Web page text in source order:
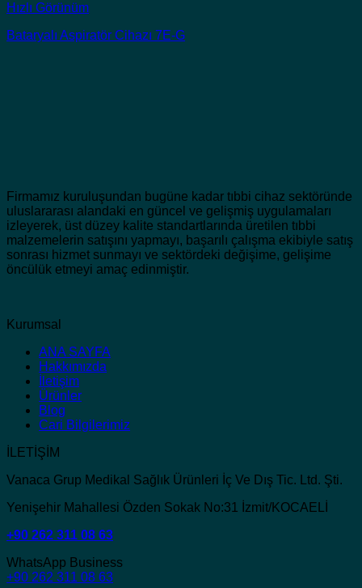
Hızlı Görünüm
Bataryalı Aspiratör Cihazı 7E-G
Firmamız kuruluşundan bugüne kadar tıbbi cihaz sektöründe
uluslararası alandaki en güncel ve gelişmiş uygulamaları
izleyerek, üst düzey kalite standartlarında üretilen tıbbi
malzemelerin satışını yapmayı, başarılı çalışma ekibiyle satış
sonrası hizmet sunmayı ve sektördeki değişime, gelişime
öncülük etmeyi amaç edinmiştir.
Kurumsal
ANA SAYFA
Hakkımızda
İletişim
Ürünler
Blog
Cari Bilgilerimiz
İLETİŞİM
Vanaca Grup Medikal Sağlık Ürünleri İç Ve Dış Tic. Ltd. Şti.
Yenişehir Mahallesi Özden Sokak No:31 İzmit/KOCAELİ
+90 262 311 08 63
WhatsApp Business
+90 262 311 08 63